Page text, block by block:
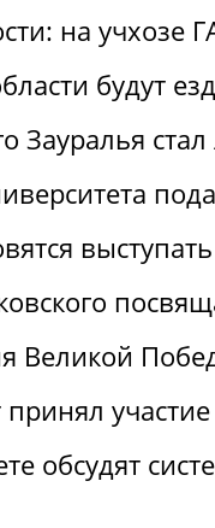
на учхозе
будут
Зауралья
Великой
обсудят